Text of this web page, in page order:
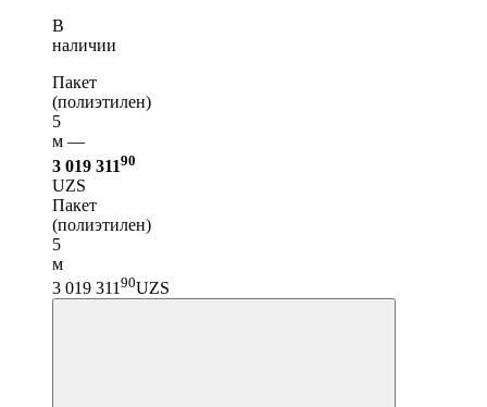
В
наличии
Пакет
(полиэтилен)
5
м —
3 019 31190
UZS
Пакет
(полиэтилен)
5
м
3 019 311 90UZS